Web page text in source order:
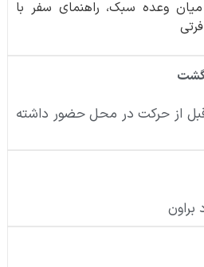
وعده سبک، راهنمای سفر با
15دقیقه قبل از حرکت در محل حضور داشته